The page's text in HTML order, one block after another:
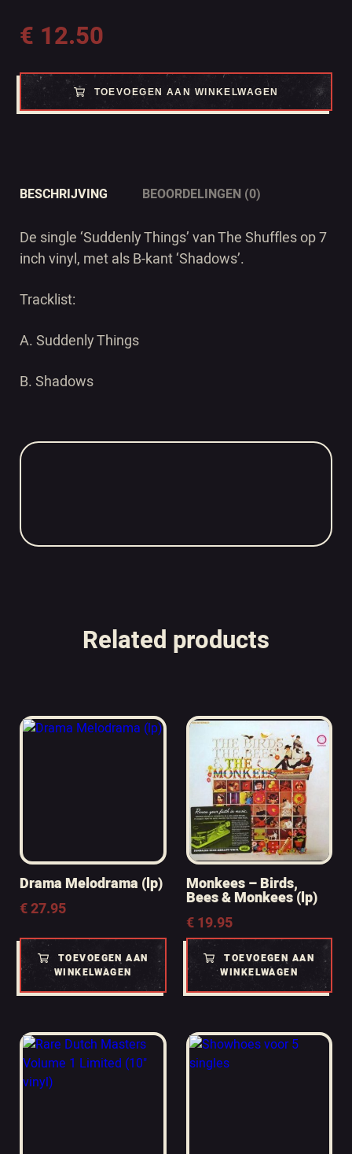
€ 12.50
TOEVOEGEN AAN WINKELWAGEN
BESCHRIJVING BEOORDELINGEN (0)
De single ‘Suddenly Things’ van The Shuffles op 7
inch vinyl, met als B-kant ‘Shadows’.
Tracklist:
A. Suddenly Things
B. Shadows
Related products
Drama Melodrama (lp)
€27.95
TOEVOEGEN AAN
WINKELWAGEN
Monkees – Birds,
Bees & Monkees (lp)
€19.95
TOEVOEGEN AAN
WINKELWAGEN